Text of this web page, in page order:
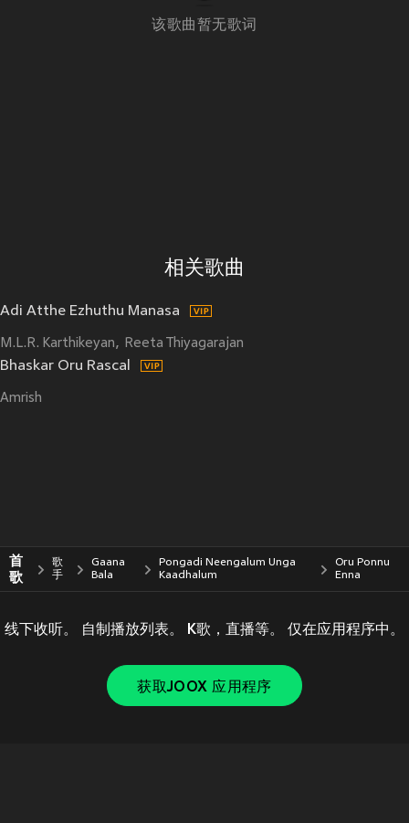
该歌曲暂无歌词
相关歌曲
Adi Atthe Ezhuthu Manasa
M.L.R. Karthikeyan Reeta Thiyagarajan
Bhaskar Oru Rascal
Amrish
首
歌
歌
手
Gaana
Bala
Pongadi Neengalum Unga
Kaadhalum
Oru Ponnu
Enna
线下收听。 自制播放列表。 K歌，直播等。 仅在应用程序中。
获取JOOX 应用程序